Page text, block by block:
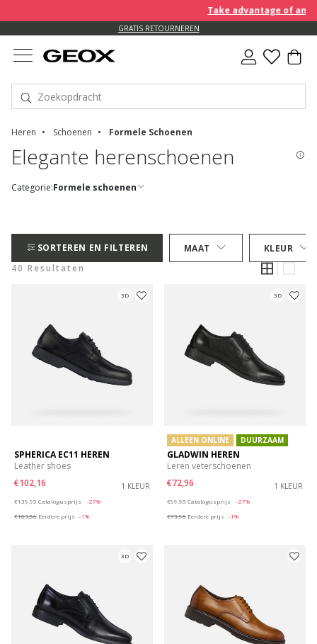
Take advantage of an
GRATIS RETOURNEREN
Heren Schoenen Formele Schoenen
Elegante herenschoenen
Categorie:Formele schoenen
SORTEREN EN FILTEREN MAAT
KLEUR
40 Resultaten
3D
SPHERICA EC11 HEREN
Leather shoes
€102,16
1 KLEUR
€139,95 Catalogusprijs
-27%
€103,56 Eerdere prijs -1%
3D
ALLEEN ONLINE DUURZAAM
GLADWIN HEREN
Leren veterschoenen
€72,96
1 KLEUR
€99,95 Catalogusprijs
-27%
€73,96 Eerdere prijs -1%
3D